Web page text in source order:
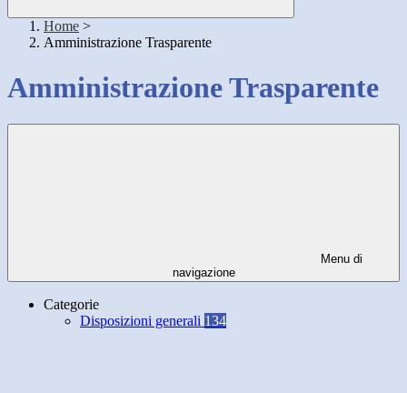
Home >
Amministrazione Trasparente
Amministrazione Trasparente
Menu di
navigazione
Categorie
Disposizioni generali 134